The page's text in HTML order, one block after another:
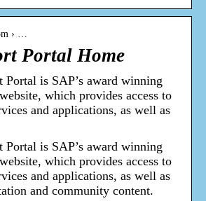
› …
Portal Home
Portal is SAP’s award winning
which provides access to
and applications, as well as
Portal is SAP’s award winning
which provides access to
and applications, as well as
and community content.